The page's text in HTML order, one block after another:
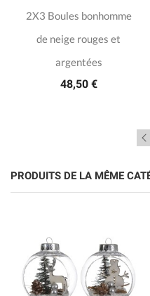
2X3 Boules bonhomme
de neige rouges et
argentées
48,50 €
PRODUITS DE LA MÊME